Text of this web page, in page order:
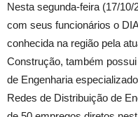
Nesta segunda-feira (17/
com seus funcionários o
conhecida na região pela
Construção, também
de Engenharia
Redes de Distribuição de